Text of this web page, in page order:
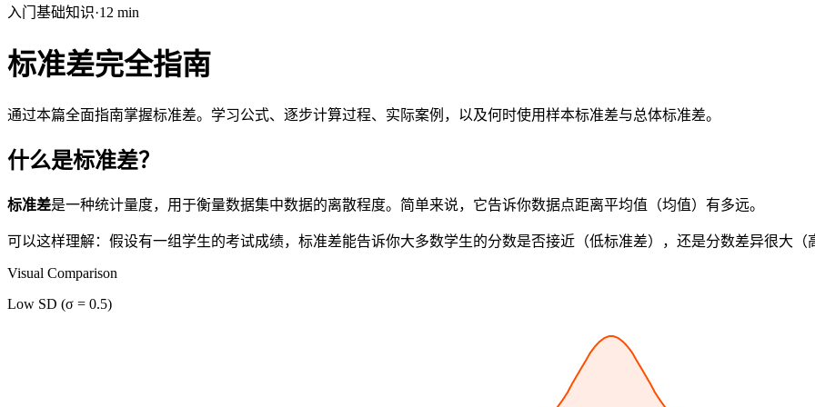
入门 基础知识·12 min
标准差完全指南
通过本篇全面指南掌握标准差。学习公式、逐步计算过程、实际案例，以及何时使用样本标准差与总体标准差。
什么是标准差？
标准差是一种统计量度，用于衡量数据集中数据的离散程度。简单来说，它告诉你数据点距离平均值（均值）有多远。
可以这样理解：假设有一组学生的考试成绩，标准差能告诉你大多数学生的分数是否接近（低标准差），还是分数差异很大（
Visual Comparison
Low SD (σ = 0.5)